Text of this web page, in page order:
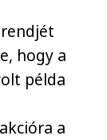
hogy a
példa
a